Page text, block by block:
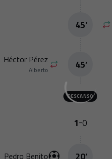
45’
Héctor Pérez
Alberto 45’
DESCANSO
1-0
Pedro Benito 20’